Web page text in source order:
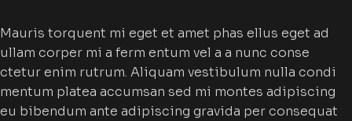
Mauris torquent mi eget et amet phas ellus eget ad
ullam corper mi a ferm entum vel a a nunc conse
ctetur enim rutrum. Aliquam vestibulum nulla condi
mentum platea accumsan sed mi montes adipiscing
eu bibendum ante adipiscing gravida per consequat